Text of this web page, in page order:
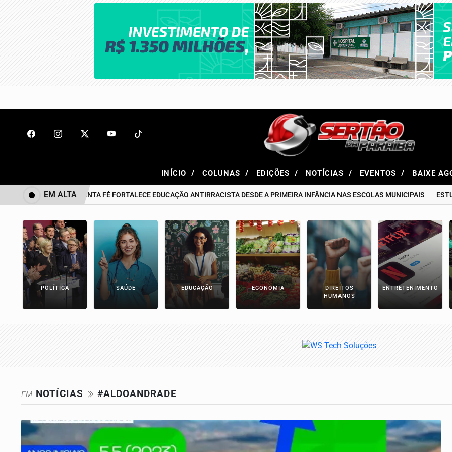
INÍCIO / COLUNAS / EDIÇÕES / NOTÍCIAS / EVENTOS / BAIXE
BONITO DE SANTA FÉ FORTALECE EDUCAÇÃO ANTIRRACISTA DESDE A PRIMEIRA INFÂNCIA NAS ESCOLAS MUNICIPAIS
EM ALTA
POLÍTICA SAÚDE EDUCAÇÃO ECONOMIA
DIREITOS
HUMANOS
ENTRETENIMENTO
EM NOTÍCIAS #ALDOANDRADE